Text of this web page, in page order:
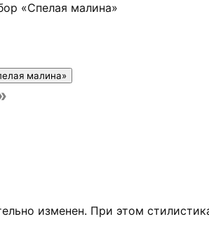
«Спелая малина»
изменен. При этом